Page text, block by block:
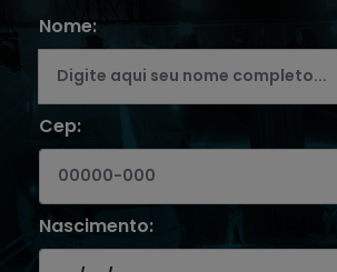
Nome:
Cep:
Nascimento: